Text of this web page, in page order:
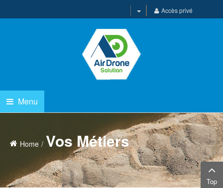
Accès privé
Menu
Home Vos Métiers
Top